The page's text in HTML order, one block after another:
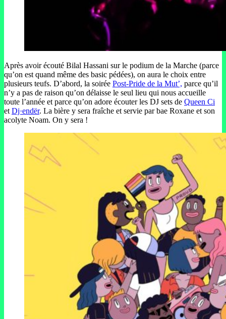
Après avoir écouté Bilal Hassani sur le podium de la Marche (parce
qu’on est quand même des basic pédées), on aura le choix entre
plusieurs teufs. D’abord, la soirée Post-Pride de la Mut’, parce qu’il
n’y a pas de raison qu’on délaisse le seul lieu qui nous accueille
toute l’année et parce qu’on adore écouter les DJ sets de Queen Ci
etDj·endër. La bière y sera fraîche et servie par bae Roxane et son
acolyte Noam. On y sera !